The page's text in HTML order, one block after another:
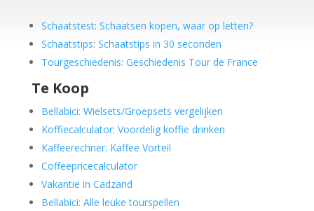
Schaatstest: Schaatsen kopen, waar op letten?
Schaatstips: Schaatstips in 30 seconden
Tourgeschiedenis: Geschiedenis Tour de France
Te Koop
Bellabici: Wielsets/Groepsets vergelijken
Koffiecalculator: Voordelig koffie drinken
Kaffeerechner: Kaffee Vorteil
Coffeepricecalculator
Vakantie in Cadzand
Bellabici: Alle leuke tourspellen